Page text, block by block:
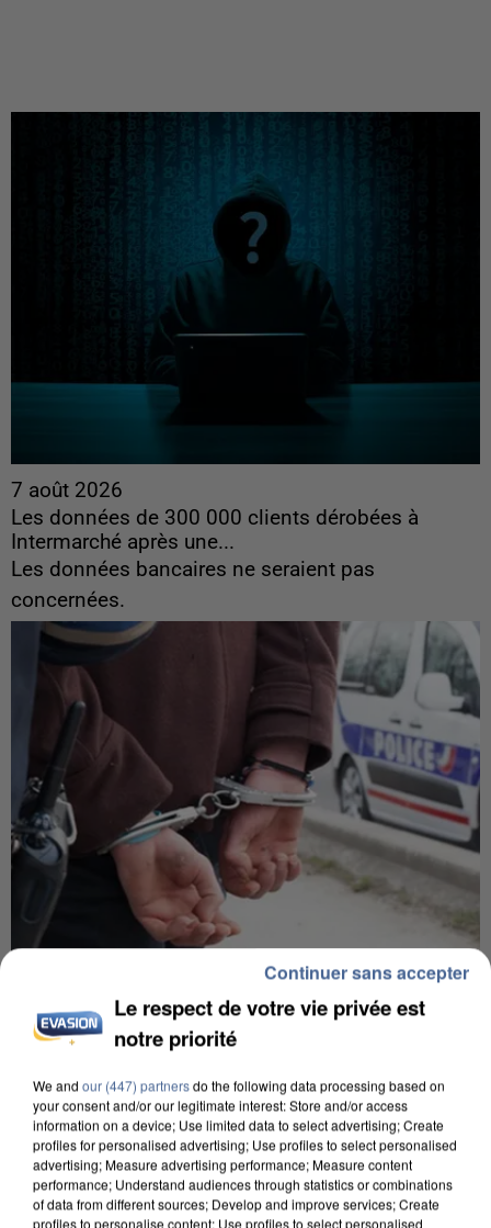
7 août 2026
Les données de 300 000 clients dérobées à
Intermarché après une...
Les données bancaires ne seraient pas
concernées.
7 août 2026
Un second cadre de la DZ Mafia interpellé en
Algérie
Un cofondateur du réseau avait été interpellé
quelques jours plus tôt.
Le respect de votre vie privée est
notre priorité
We and our (447) partnersdo the following data processing based on
your consent and/or our legitimate interest: Store and/or access
information on a device; Use limited data to select advertising; Create
profiles for personalised advertising; Use profiles to select personalised
advertising; Measure advertising performance; Measure content
performance; Understand audiences through statistics or combinations
of data from different sources; Develop and improve services; Create
profiles to personalise content; Use profiles to select personalised
Continuer sans accepter